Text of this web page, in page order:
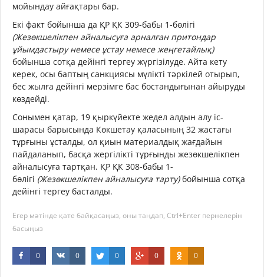
мойындау айғақтары бар.
Екі факт бойынша да ҚР ҚК 309-бабы 1-бөлігі
(Жезөкшелікпен айналысуға арналған притондар
ұйымдастыру немесе ұстау немесе жеңгетайлық)
бойынша сотқа дейінгі тергеу жүргізілуде. Айта кету
керек, осы баптың санкциясы мүлікті тәркілей отырып,
бес жылға дейінгі мерзімге бас бостандығынан айыруды
көздейді.
Сонымен қатар, 19 қыркүйекте жедел алдын алу іс-
шарасы барысында Көкшетау қаласының 32 жастағы
тұрғыны ұсталды, ол қиын материалдық жағдайын
пайдаланып, басқа жергілікті тұрғынды жезөкшелікпен
айналысуға тартқан. ҚР ҚК 308-бабы 1-
бөлігі (Жезөкшелікпен айналысуға тарту)бойынша сотқа
дейінгі тергеу басталды.
Егер мәтінде қате байқасаңыз, оны таңдап, Ctrl+Enter пернелерін
басыңыз
0 0 0 0 0